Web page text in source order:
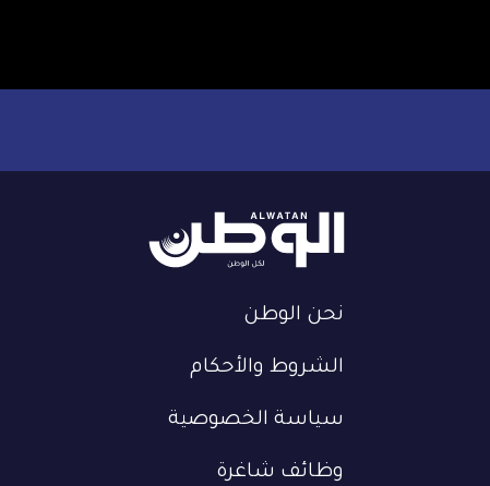
نحن الوطن
الشروط والأحكام
سياسة الخصوصية
وظائف شاغرة